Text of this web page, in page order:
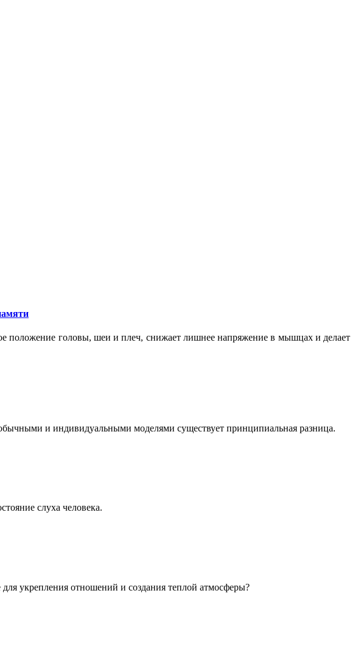
положение головы, шеи и плеч, снижает лишнее напряжение в мышцах и делает
и индивидуальными моделями существует принципиальная разница.
слуха человека.
укрепления отношений и создания теплой атмосферы?